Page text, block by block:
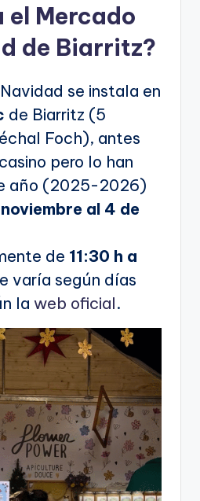
el Mercado
de Biarritz?
se instala en
de Biarritz (5
Foch), antes
pero lo han
año (2025-2026)
al 4 de
de 11:30 h a
varía según días
la web oficial.